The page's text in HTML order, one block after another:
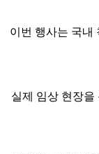
이번 행사는 국내
실제 임상 현장을